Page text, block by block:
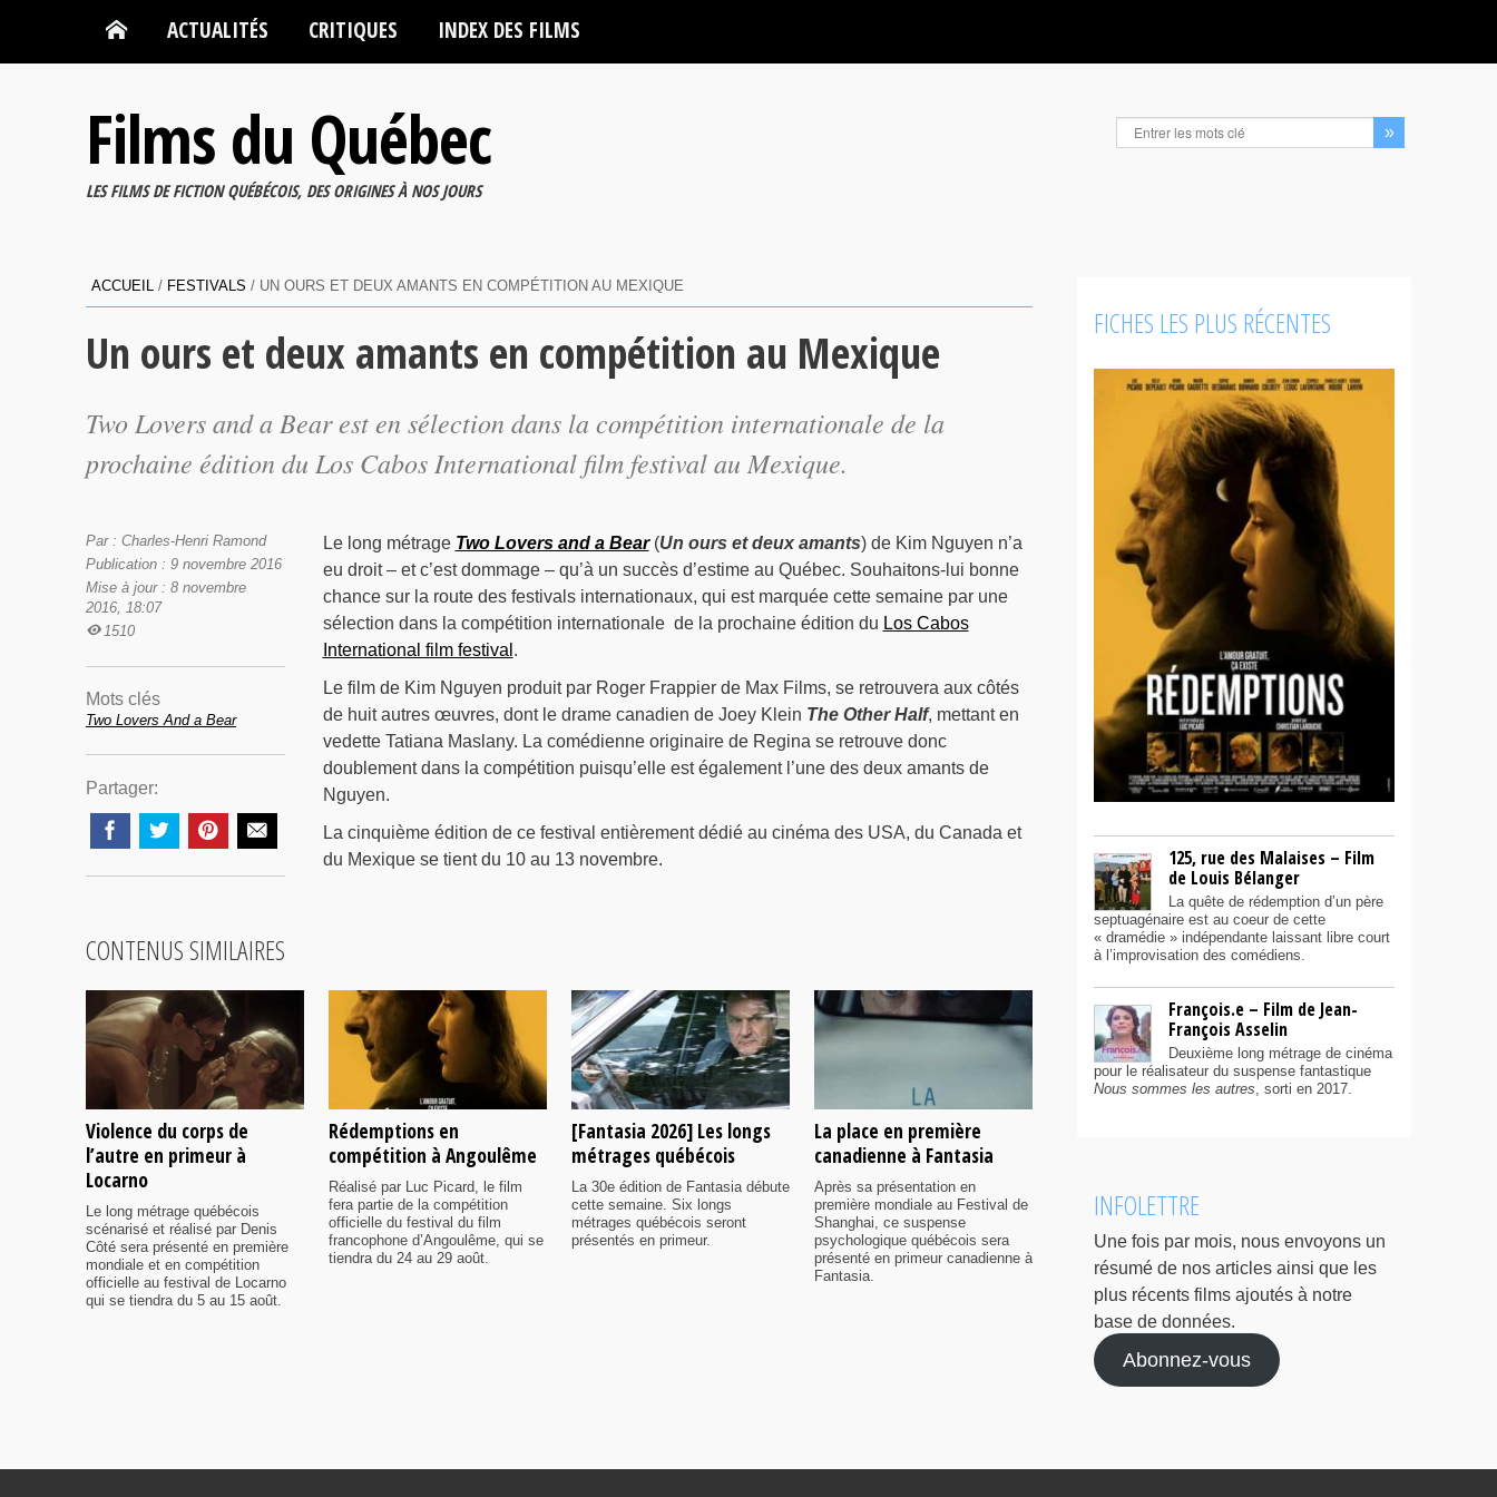
ACTUALITÉS CRITIQUES INDEX DES FILMS
Films du Québec
LES FILMS DE FICTION QUÉBÉCOIS, DES ORIGINES À NOS JOURS
ACCUEIL / FESTIVALS / UN OURS ET DEUX AMANTS EN COMPÉTITION AU MEXIQUE
Un ours et deux amants en compétition au Mexique
Two Lovers and a Bear est en sélection dans la compétition internationale de la
prochaine édition du Los Cabos International film festival au Mexique.
Le long métrage Two Lovers and a Bear(Un ours et deux amants) de Kim Nguyen n’a
eu droit – et c’est dommage – qu’à un succès d’estime au Québec. Souhaitons-lui bonne
chance sur la route des festivals internationaux, qui est marquée cette semaine par une
sélection dans la compétition internationale de la prochaine édition du Los Cabos
International film festival .
Le film de Kim Nguyen produit par Roger Frappier de Max Films, se retrouvera aux côtés
de huit autres œuvres, dont le drame canadien de Joey Klein The Other Half, mettant en
vedette Tatiana Maslany. La comédienne originaire de Regina se retrouve donc
doublement dans la compétition puisqu’elle est également l’une des deux amants de
Nguyen.
La cinquième édition de ce festival entièrement dédié au cinéma des USA, du Canada et
du Mexique se tient du 10 au 13 novembre.
Par : Charles-Henri Ramond
Publication : 9 novembre 2016
Mise à jour : 8 novembre
2016, 18:07
1510
Mots clés
Two Lovers And a Bear
Partager:
CONTENUS SIMILAIRES
Violence du corps de
l’autre en primeur à
Locarno
Le long métrage québécois
scénarisé et réalisé par Denis
Côté sera présenté en première
mondiale et en compétition
officielle au festival de Locarno
qui se tiendra du 5 au 15 août.
Rédemptions en
compétition à Angoulême
Réalisé par Luc Picard, le film
fera partie de la compétition
officielle du festival du film
francophone d’Angoulême, qui se
tiendra du 24 au 29 août.
[Fantasia 2026] Les longs
métrages québécois
La 30e édition de Fantasia débute
cette semaine. Six longs
métrages québécois seront
présentés en primeur.
La place en première
canadienne à Fantasia
Après sa présentation en
première mondiale au Festival de
Shanghai, ce suspense
psychologique québécois sera
présenté en primeur canadienne à
Fantasia.
FICHES LES PLUS RÉCENTES
125, rue des Malaises – Film
de Louis Bélanger
La quête de rédemption d’un père
septuagénaire est au coeur de cette
« dramédie » indépendante laissant libre court
à l’improvisation des comédiens.
François.e – Film de Jean-
François Asselin
Deuxième long métrage de cinéma
pour le réalisateur du suspense fantastique
Nous sommes les autres, sorti en 2017.
INFOLETTRE
Une fois par mois, nous envoyons un
résumé de nos articles ainsi que les
plus récents films ajoutés à notre
base de données.
Abonnez-vous